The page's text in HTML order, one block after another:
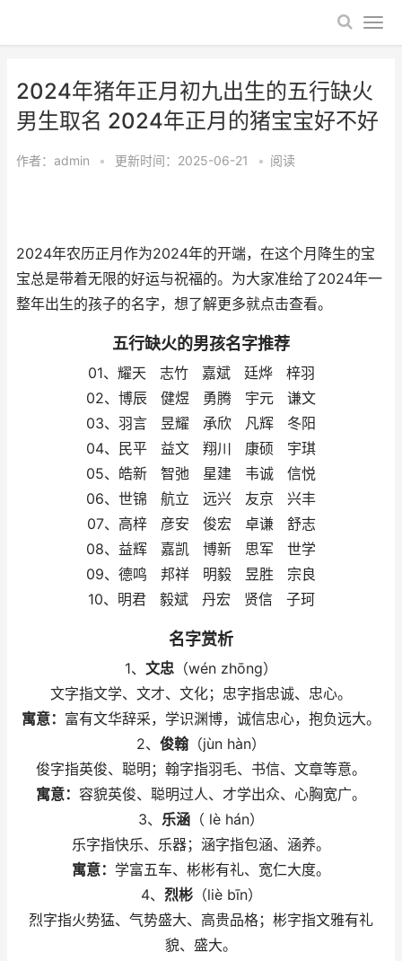
2024年猪年正月初九出生的五行缺火
男生取名 2024年正月的猪宝宝好不好
作者： admin • 更新时间：2025-06-21 • 阅读
2024年农历正月作为2024年的开端，在这个月降生的宝
宝总是带着无限的好运与祝福的。为大家准给了2024年一
整年出生的孩子的名字，想了解更多就点击查看。
五行缺火的男孩名字推荐
01、耀天 志竹 嘉斌 廷烨 梓羽
02、博辰 健煜 勇腾 宇元 谦文
03、羽言 昱耀 承欣 凡辉 冬阳
04、民平 益文 翔川 康硕 宇琪
05、皓新 智弛 星建 韦诚 信悦
06、世锦 航立 远兴 友京 兴丰
07、高梓 彦安 俊宏 卓谦 舒志
08、益辉 嘉凯 博新 思军 世学
09、德鸣 邦祥 明毅 昱胜 宗良
10、明君 毅斌 丹宏 贤信 子珂
名字赏析
1、 文忠 （wén zhōng）
文字指文学、文才、文化；忠字指忠诚、忠心。
寓意： 富有文华辞采，学识渊博，诚信忠心，抱负远大。
2、 俊翰 （jùn hàn）
俊字指英俊、聪明；翰字指羽毛、书信、文章等意。
寓意： 容貌英俊、聪明过人、才学出众、心胸宽广。
3、 乐涵 （ lè hán）
乐字指快乐、乐器；涵字指包涵、涵养。
寓意： 学富五车、彬彬有礼、宽仁大度。
4、 烈彬（liè bīn）
烈字指火势猛、气势盛大、高贵品格；彬字指文雅有礼
貌、盛大。